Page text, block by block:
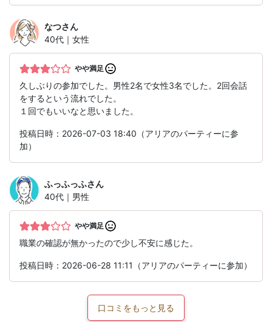
なつさん
40代｜女性
やや満足
久しぶりの参加でした。男性2名で女性3名でした。2回会話
をするという流れでした。
１回でもいいなと思いました。
投稿日時：2026-07-03 18:40（アリアのパーティーに参
加）
ふっふっふさん
40代｜男性
やや満足
職業の確認が無かったので少し不安に感じた。
投稿日時：2026-06-28 11:11（アリアのパーティーに参加）
口コミをもっと見る